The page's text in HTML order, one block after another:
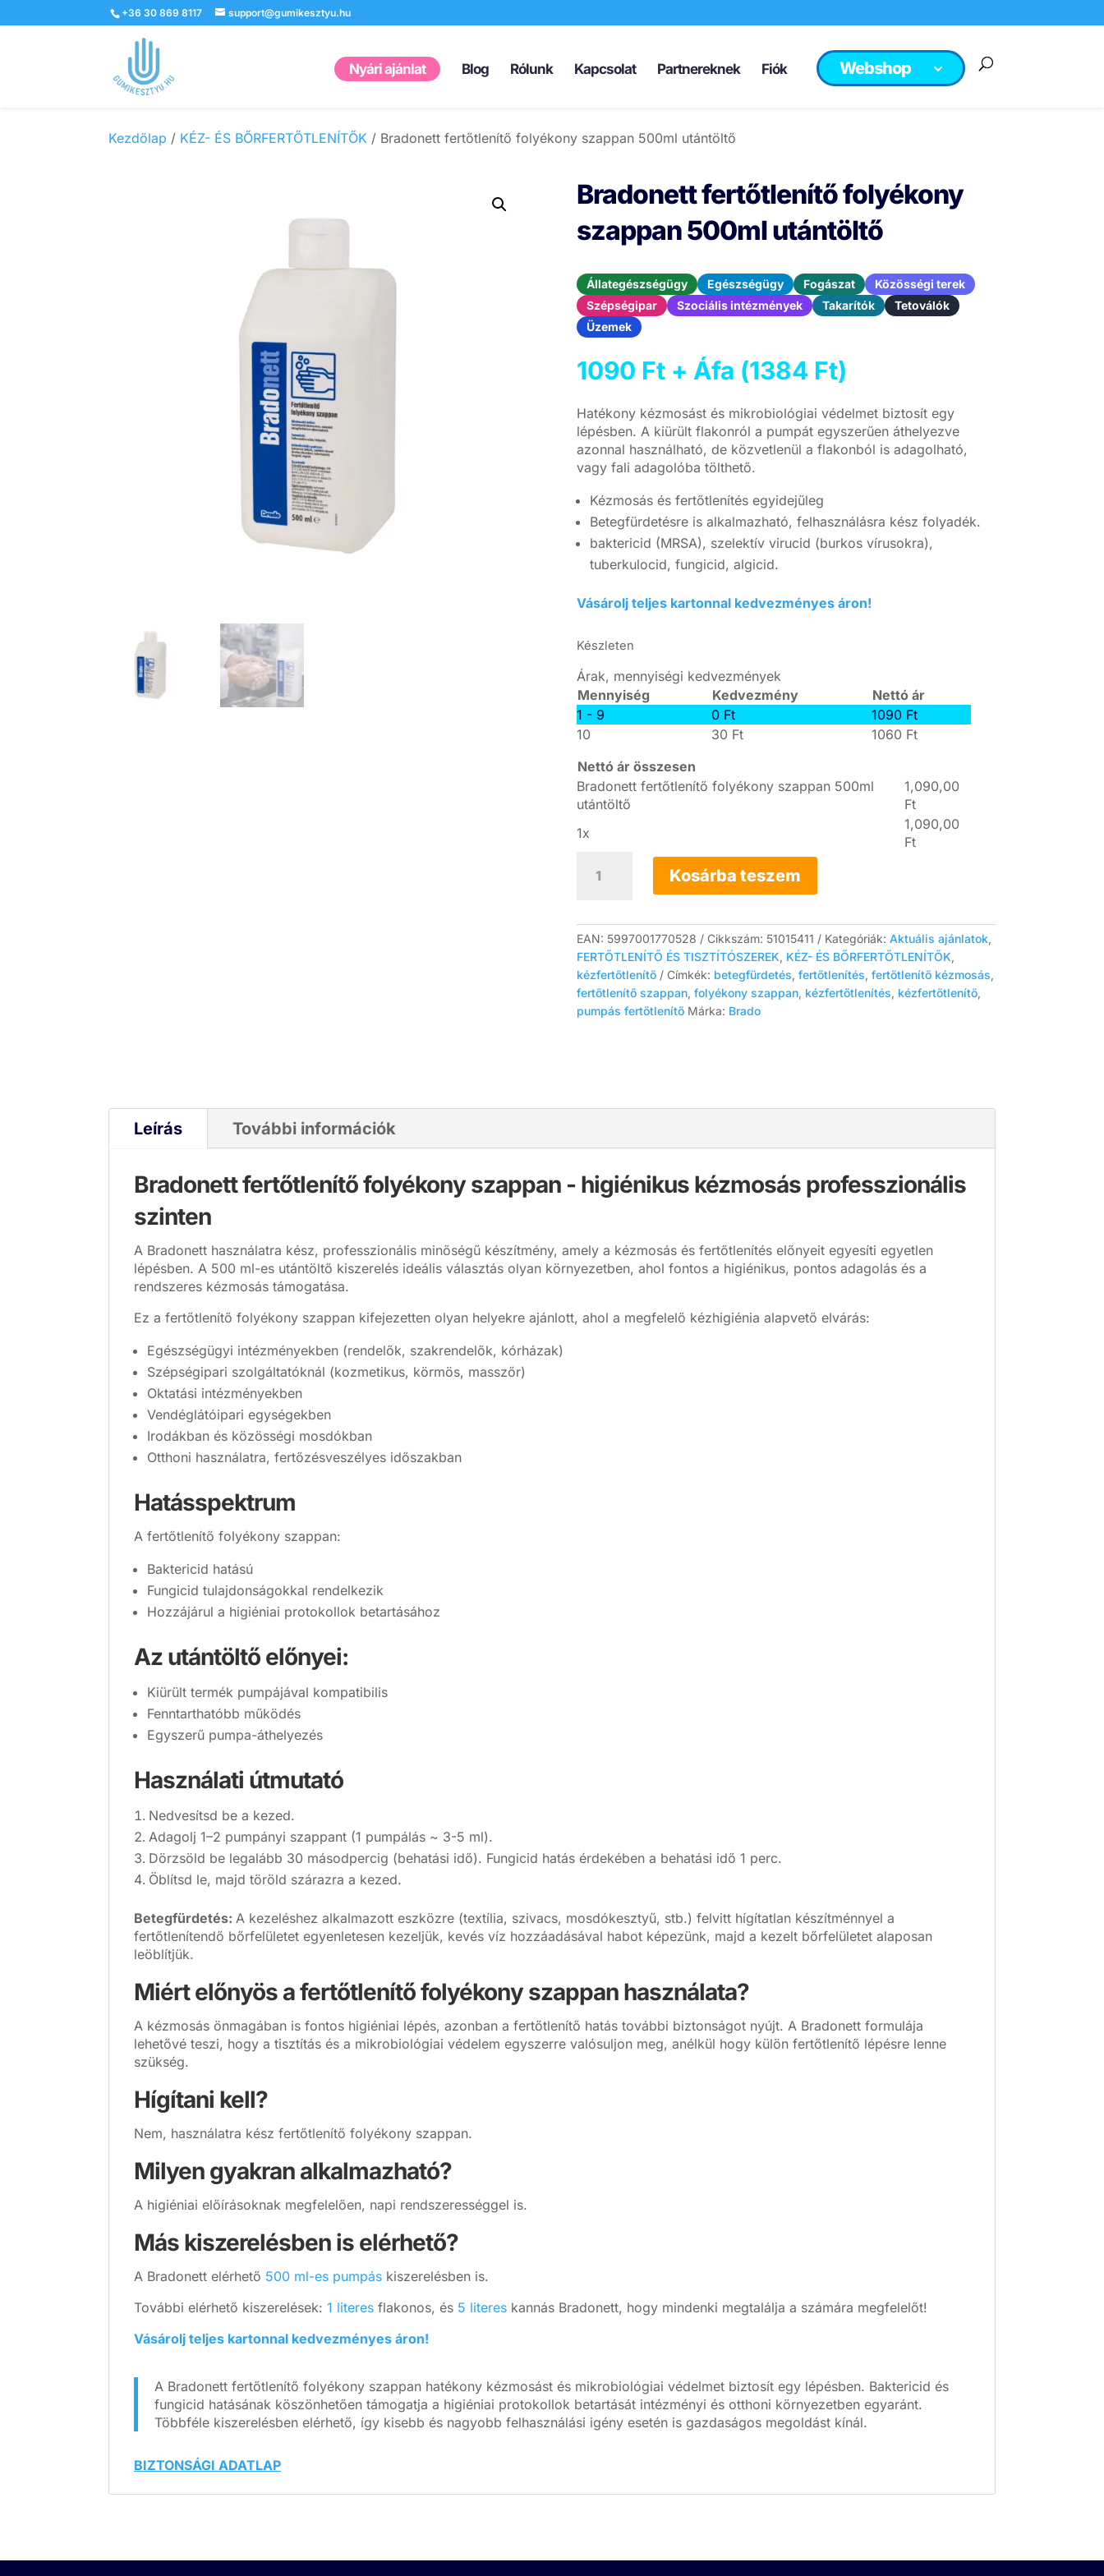
+36 30 869 8117 support@gumikesztyu.hu
Nyári ajánlat Blog Rólunk Kapcsolat Partnereknek Fiók Webshop
Kezdőlap / KÉZ- ÉS BŐRFERTŐTLENÍTŐK / Bradonett fertőtlenítő folyékony szappan 500ml utántöltő
Bradonett fertőtlenítő folyékony
szappan 500ml utántöltő
Állategészségügy Egészségügy Fogászat
Közösségi terek
Szépségipar
Szociális intézmények Takarítók
Tetoválók
Üzemek
1090 Ft + Áfa (1384 Ft)
Hatékony kézmosást és mikrobiológiai védelmet biztosít egy
lépésben. A kiürült flakonról a pumpát egyszerűen áthelyezve
azonnal használható, de közvetlenül a flakonból is adagolható,
vagy fali adagolóba tölthető.
Kézmosás és fertőtlenítés egyidejűleg
Betegfürdetésre is alkalmazható, felhasználásra kész folyadék.
baktericid (MRSA), szelektív virucid (burkos vírusokra),
tuberkulocid, fungicid, algicid.
Vásárolj teljes kartonnal kedvezményes áron!
Készleten
Árak, mennyiségi kedvezmények
Mennyiség
Kedvezmény
Nettó ár
1 - 9
0 Ft 1090 Ft
10
30 Ft 1060 Ft
Nettó ár összesen
Bradonett fertőtlenítő folyékony szappan 500ml
utántöltő
1,090,00
Ft
1x
1,090,00
Ft
fertőtlenítő
500ml
utántöltő
mennyiség
Kosárba teszem
EAN: 5997001770528 Cikkszám: 51015411 Kategóriák: Aktuális ajánlatok,
FERTŐTLENÍTŐ ÉS TISZTÍTÓSZEREK, KÉZ- ÉS BŐRFERTŐTLENÍTŐK,
kézfertőtlenítő
Címkék: betegfürdetés, fertőtlenítés, fertőtlenítő kézmosás,
fertőtlenítő szappan, folyékony szappan, kézfertőtlenítés, kézfertőtlenítő,
pumpás fertőtlenítő Márka: Brado
Leírás További információk
Bradonett fertőtlenítő folyékony szappan - higiénikus kézmosás professzionális
szinten
A Bradonett használatra kész, professzionális minőségű készítmény, amely a kézmosás és fertőtlenítés előnyeit egyesíti egyetlen
lépésben. A 500 ml-es utántöltő kiszerelés ideális választás olyan környezetben, ahol fontos a higiénikus, pontos adagolás és a
rendszeres kézmosás támogatása.
Ez a fertőtlenítő folyékony szappan kifejezetten olyan helyekre ajánlott, ahol a megfelelő kézhigiénia alapvető elvárás:
Egészségügyi intézményekben (rendelők, szakrendelők, kórházak)
Szépségipari szolgáltatóknál (kozmetikus, körmös, masszőr)
Oktatási intézményekben
Vendéglátóipari egységekben
Irodákban és közösségi mosdókban
Otthoni használatra, fertőzésveszélyes időszakban
Hatásspektrum
A fertőtlenítő folyékony szappan:
Baktericid hatású
Fungicid tulajdonságokkal rendelkezik
Hozzájárul a higiéniai protokollok betartásához
Az utántöltő előnyei:
Kiürült termék pumpájával kompatibilis
Fenntarthatóbb működés
Egyszerű pumpa-áthelyezés
Használati útmutató
Nedvesítsd be a kezed.
Adagolj 1–2 pumpányi szappant (1 pumpálás ~ 3-5 ml).
Dörzsöld be legalább 30 másodpercig (behatási idő). Fungicid hatás érdekében a behatási idő 1 perc.
Öblítsd le, majd töröld szárazra a kezed.
Betegfürdetés: A kezeléshez alkalmazott eszközre (textília, szivacs, mosdókesztyű, stb.) felvitt hígítatlan készítménnyel a
fertőtlenítendő bőrfelületet egyenletesen kezeljük, kevés víz hozzáadásával habot képezünk, majd a kezelt bőrfelületet alaposan
leöblítjük.
Miért előnyös a fertőtlenítő folyékony szappan használata?
A kézmosás önmagában is fontos higiéniai lépés, azonban a fertőtlenítő hatás további biztonságot nyújt. A Bradonett formulája
lehetővé teszi, hogy a tisztítás és a mikrobiológiai védelem egyszerre valósuljon meg, anélkül hogy külön fertőtlenítő lépésre lenne
szükség.
Hígítani kell?
Nem, használatra kész fertőtlenítő folyékony szappan.
Milyen gyakran alkalmazható?
A higiéniai előírásoknak megfelelően, napi rendszerességgel is.
Más kiszerelésben is elérhető?
A Bradonett elérhető 500 ml-es pumpás kiszerelésben is.
További elérhető kiszerelések: 1 literes flakonos, és 5 literes kannás Bradonett, hogy mindenki megtalálja a számára megfelelőt!
Vásárolj teljes kartonnal kedvezményes áron!
A Bradonett fertőtlenítő folyékony szappan hatékony kézmosást és mikrobiológiai védelmet biztosít egy lépésben. Baktericid és
fungicid hatásának köszönhetően támogatja a higiéniai protokollok betartását intézményi és otthoni környezetben egyaránt.
Többféle kiszerelésben elérhető, így kisebb és nagyobb felhasználási igény esetén is gazdaságos megoldást kínál.
BIZTONSÁGI ADATLAP